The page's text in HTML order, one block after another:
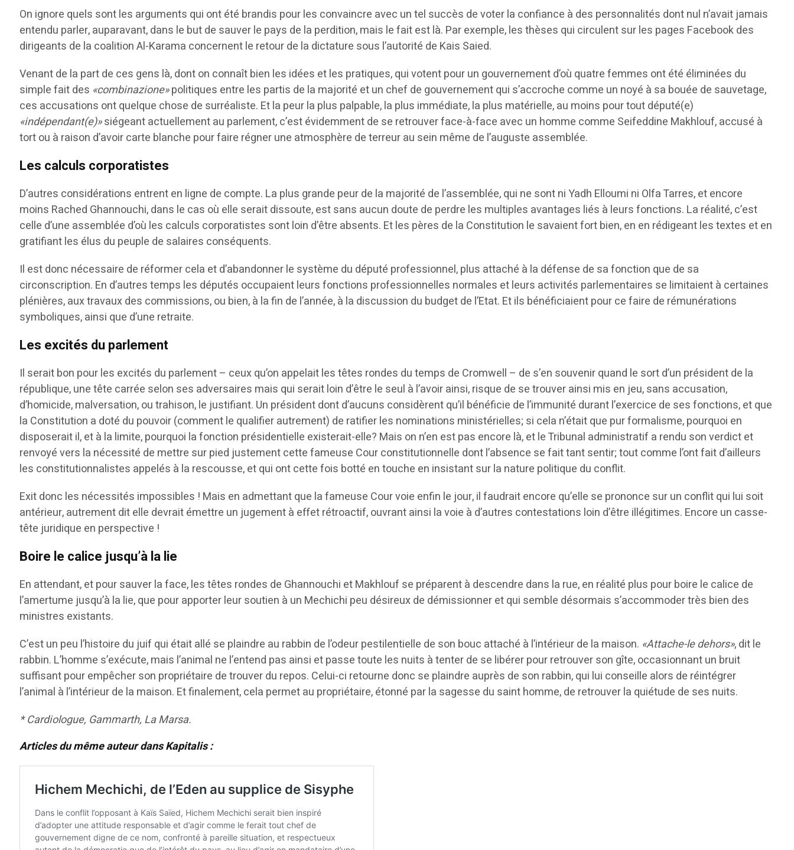
On ignore quels sont les arguments qui ont été brandis pour les convaincre avec un tel succès de voter la confiance à des personnalités dont nul n’avait jamais
entendu parler, auparavant, dans le but de sauver le pays de la perdition, mais le fait est là. Par exemple, les thèses qui circulent sur les pages Facebook des
dirigeants de la coalition Al-Karama concernent le retour de la dictature sous l’autorité de Kais Saied.
Venant de la part de ces gens là, dont on connaît bien les idées et les pratiques, qui votent pour un gouvernement d’où quatre femmes ont été éliminées du
simple fait des «combinazione»politiques entre les partis de la majorité et un chef de gouvernement qui s’accroche comme un noyé à sa bouée de sauvetage,
ces accusations ont quelque chose de surréaliste. Et la peur la plus palpable, la plus immédiate, la plus matérielle, au moins pour tout député(e)
«indépendant(e)»siégeant actuellement au parlement, c’est évidemment de se retrouver face-à-face avec un homme comme Seifeddine Makhlouf, accusé à
tort ou à raison d’avoir carte blanche pour faire régner une atmosphère de terreur au sein même de l’auguste assemblée.
Les calculs corporatistes
D’autres considérations entrent en ligne de compte. La plus grande peur de la majorité de l’assemblée, qui ne sont ni Yadh Elloumi ni Olfa Tarres, et encore
moins Rached Ghannouchi, dans le cas où elle serait dissoute, est sans aucun doute de perdre les multiples avantages liés à leurs fonctions. La réalité, c’est
celle d’une assemblée d’où les calculs corporatistes sont loin d’être absents. Et les pères de la Constitution le savaient fort bien, en en rédigeant les textes et en
gratifiant les élus du peuple de salaires conséquents.
Il est donc nécessaire de réformer cela et d’abandonner le système du député professionnel, plus attaché à la défense de sa fonction que de sa
circonscription. En d’autres temps les députés occupaient leurs fonctions professionnelles normales et leurs activités parlementaires se limitaient à certaines
plénières, aux travaux des commissions, ou bien, à la fin de l’année, à la discussion du budget de l’Etat. Et ils bénéficiaient pour ce faire de rémunérations
symboliques, ainsi que d’une retraite.
Les excités du parlement
Il serait bon pour les excités du parlement – ceux qu’on appelait les têtes rondes du temps de Cromwell – de s’en souvenir quand le sort d’un président de la
république, une tête carrée selon ses adversaires mais qui serait loin d’être le seul à l’avoir ainsi, risque de se trouver ainsi mis en jeu, sans accusation,
d’homicide, malversation, ou trahison, le justifiant. Un président dont d’aucuns considèrent qu’il bénéficie de l’immunité durant l’exercice de ses fonctions, et que
la Constitution a doté du pouvoir (comment le qualifier autrement) de ratifier les nominations ministérielles; si cela n’était que pur formalisme, pourquoi en
disposerait il, et à la limite, pourquoi la fonction présidentielle existerait-elle? Mais on n’en est pas encore là, et le Tribunal administratif a rendu son verdict et
renvoyé vers la nécessité de mettre sur pied justement cette fameuse Cour constitutionnelle dont l’absence se fait tant sentir; tout comme l’ont fait d’ailleurs
les constitutionnalistes appelés à la rescousse, et qui ont cette fois botté en touche en insistant sur la nature politique du conflit.
Exit donc les nécessités impossibles ! Mais en admettant que la fameuse Cour voie enfin le jour, il faudrait encore qu’elle se prononce sur un conflit qui lui soit
antérieur, autrement dit elle devrait émettre un jugement à effet rétroactif, ouvrant ainsi la voie à d’autres contestations loin d’être illégitimes. Encore un casse-
tête juridique en perspective !
Boire le calice jusqu’à la lie
En attendant, et pour sauver la face, les têtes rondes de Ghannouchi et Makhlouf se préparent à descendre dans la rue, en réalité plus pour boire le calice de
l’amertume jusqu’à la lie, que pour apporter leur soutien à un Mechichi peu désireux de démissionner et qui semble désormais s’accommoder très bien des
ministres existants.
C’est un peu l’histoire du juif qui était allé se plaindre au rabbin de l’odeur pestilentielle de son bouc attaché à l’intérieur de la maison. «Attache-le dehors», dit le
rabbin. L’homme s’exécute, mais l’animal ne l’entend pas ainsi et passe toute les nuits à tenter de se libérer pour retrouver son gîte, occasionnant un bruit
suffisant pour empêcher son propriétaire de trouver du repos. Celui-ci retourne donc se plaindre auprès de son rabbin, qui lui conseille alors de réintégrer
l’animal à l’intérieur de la maison. Et finalement, cela permet au propriétaire, étonné par la sagesse du saint homme, de retrouver la quiétude de ses nuits.
* Cardiologue, Gammarth, La Marsa.
Articles du même auteur dans Kapitalis :